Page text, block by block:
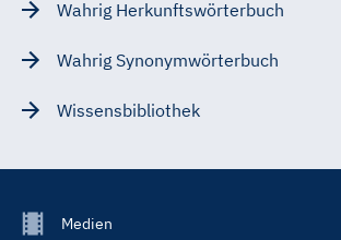
Wahrig Herkunftswörterbuch
Wahrig Synonymwörterbuch
Wissensbibliothek
FooterMedien